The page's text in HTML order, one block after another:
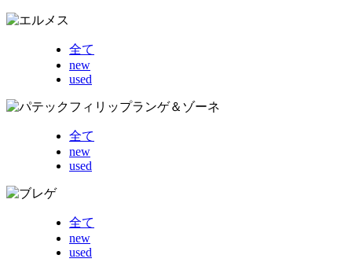
全て
new
used
全て
new
used
全て
new
used